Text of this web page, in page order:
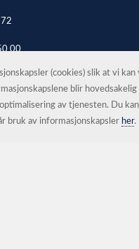
72
00
Bergen AS |Nettbutikk levert
(cookies) slik at vi kan
blir
av tjenesten. Du kan
bruk av informasjonskapsler her.